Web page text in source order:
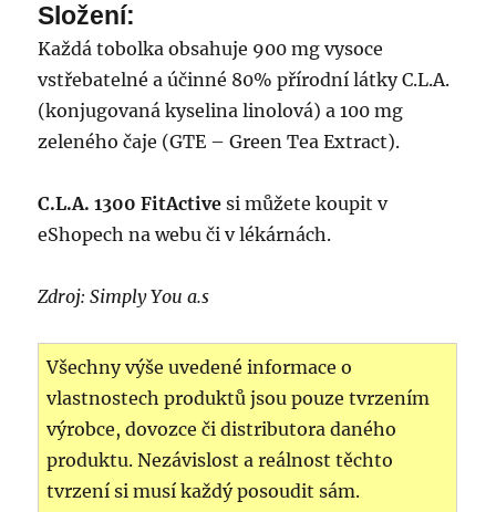
Složení:
Každá tobolka obsahuje 900 mg vysoce
vstřebatelné a účinné 80% přírodní látky C.L.A.
(konjugovaná kyselina linolová) a 100 mg
zeleného čaje (GTE – Green Tea Extract).
C.L.A. 1300 FitActive si můžete koupit v
eShopech na webu či v lékárnách.
Zdroj: Simply You a.s
Všechny výše uvedené informace o
vlastnostech produktů jsou pouze tvrzením
výrobce, dovozce či distributora daného
produktu. Nezávislost a reálnost těchto
tvrzení si musí každý posoudit sám.